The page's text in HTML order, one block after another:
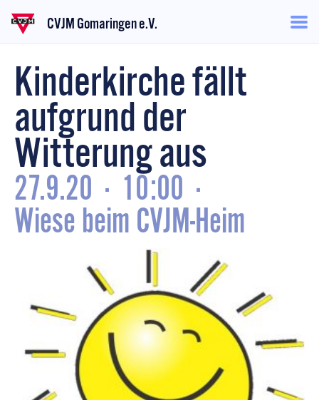
CVJM Gomaringen e.V.
Kinderkirche fällt
aufgrund der
Witterung aus
27.9.20 · 10:00 ·
Wiese beim CVJM-Heim